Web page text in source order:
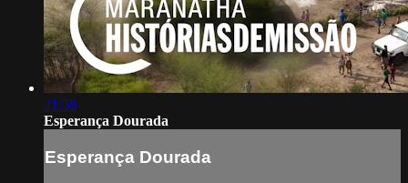
21:58
Esperança Dourada
Esperança Dourada